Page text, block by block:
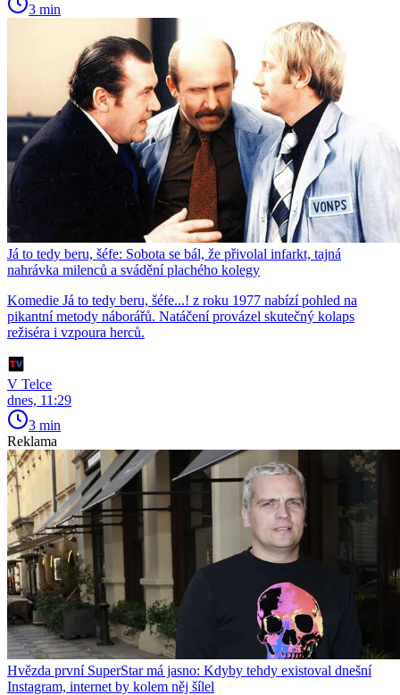
3 min
Já to tedy beru, šéfe: Sobota se bál, že přivolal infarkt, tajná
nahrávka milenců a svádění plachého kolegy
Komedie Já to tedy beru, šéfe...! z roku 1977 nabízí pohled na
pikantní metody náborářů. Natáčení provázel skutečný kolaps
režiséra i vzpoura herců.
V Telce
dnes, 11:29
3 min
Reklama
Hvězda první SuperStar má jasno: Kdyby tehdy existoval dnešní
Instagram, internet by kolem něj šílel